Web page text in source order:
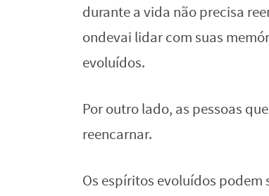
durante a vida não precisa
ondevai lidar com suas
evoluídos.
Por outro lado, as pessoas
reencarnar.
Os espíritos evoluídos podem